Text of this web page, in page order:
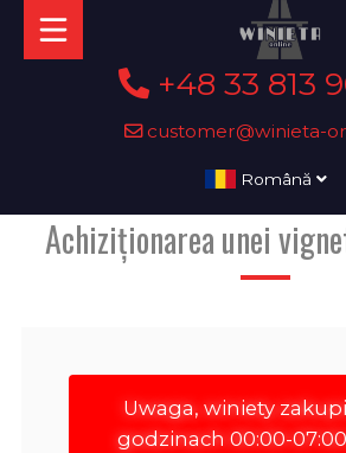
+48 33 813
customer@winieta-
Română
Achiziționarea unei
Uwaga, winiety
godzinach 00:00-